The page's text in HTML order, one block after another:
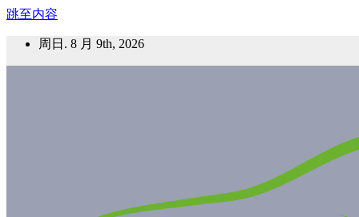
跳至内容
周日. 8 月 9th, 2026